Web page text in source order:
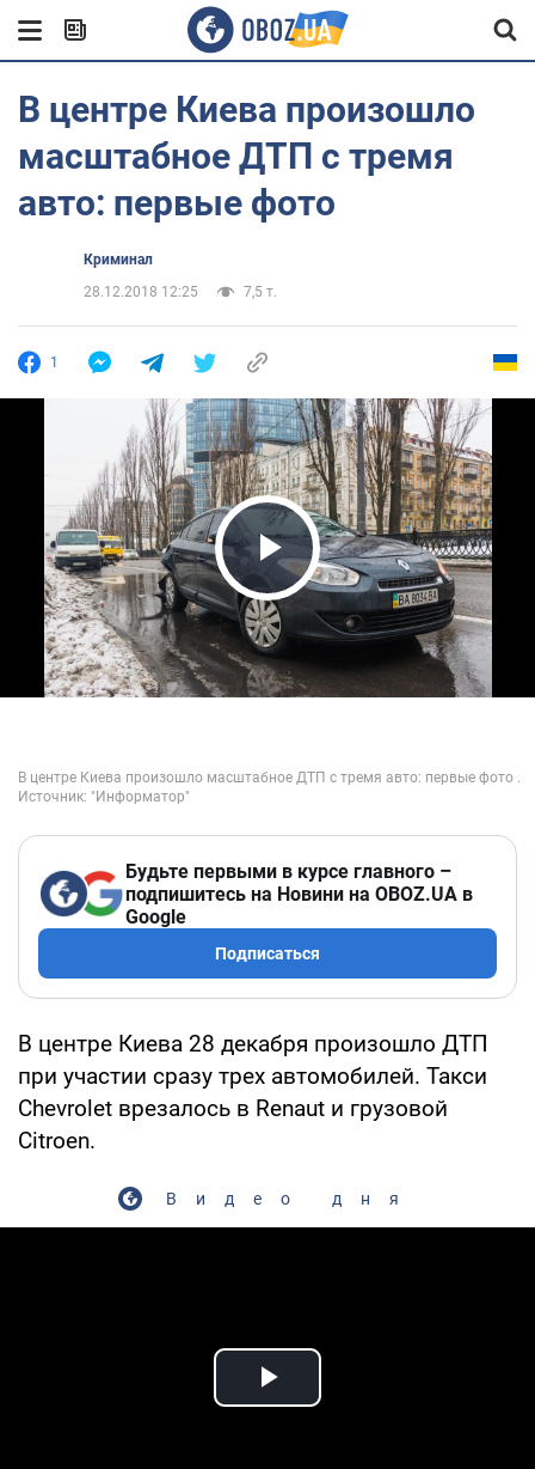
В центре Киева произошло
масштабное ДТП с тремя
авто: первые фото
Криминал
28.12.2018 12:25
7,5 т.
1
Play Video
Будьте первыми в курсе главного –
подпишитесь на Новини на OBOZ.UA в
Google
Подписаться
В центре Киева 28 декабря произошло ДТП
при участии сразу трех автомобилей. Такси
Chevrolet врезалось в Renaut и грузовой
Citroen.
Видео дня
Play Video